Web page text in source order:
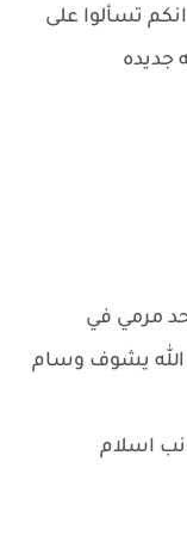
تسألوا على
جديده
واحد مرمي في
الله يشوف وسام
اسلام